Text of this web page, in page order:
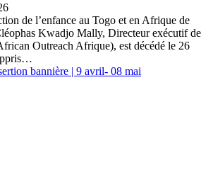
de l’enfance au Togo et en Afrique de
Kwadjo Mally, Directeur exécutif de
Outreach Afrique), est décédé le 26